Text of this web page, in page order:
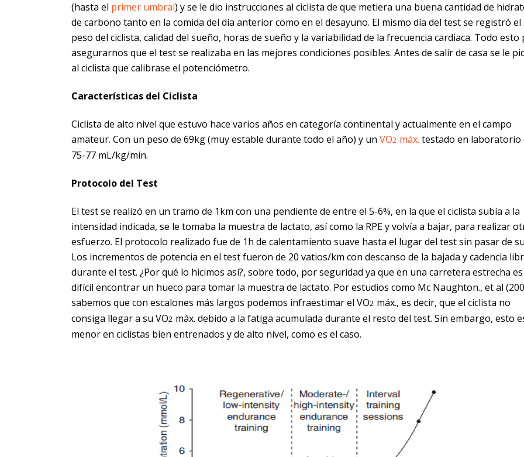
(hasta el primer umbral) y se le dio instrucciones al ciclista de que metiera una buena cantidad de
de carbono tanto en la comida del día anterior como en el desayuno. El mismo día del test se registró el
peso del ciclista, calidad del sueño, horas de sueño y la variabilidad de la frecuencia cardiaca. Todo esto
asegurarnos que el test se realizaba en las mejores condiciones posibles. Antes de salir de casa se le
al ciclista que calibrase el potenciómetro.
Características del Ciclista
Ciclista de alto nivel que estuvo hace varios años en categoría continental y actualmente en el campo
amateur. Con un peso de 69kg (muy estable durante todo el año) y un VO2 máx. testado en laboratorio
75-77 mL/kg/min.
Protocolo del Test
El test se realizó en un tramo de 1km con una pendiente de entre el 5-6%, en la que el ciclista subía a la
intensidad indicada, se le tomaba la muestra de lactato, así como la RPE y volvía a bajar, para realizar
esfuerzo. El protocolo realizado fue de 1h de calentamiento suave hasta el lugar del test sin pasar de
Los incrementos de potencia en el test fueron de 20 vatios/km con descanso de la bajada y cadencia
durante el test. ¿Por qué lo hicimos así?, sobre todo, por seguridad ya que en una carretera estrecha es
difícil encontrar un hueco para tomar la muestra de lactato. Por estudios como Mc Naughton., et al
sabemos que con escalones más largos podemos infraestimar el VO2 máx., es decir, que el ciclista no
consiga llegar a su VO2 máx. debido a la fatiga acumulada durante el resto del test. Sin embargo, esto
menor en ciclistas bien entrenados y de alto nivel, como es el caso.